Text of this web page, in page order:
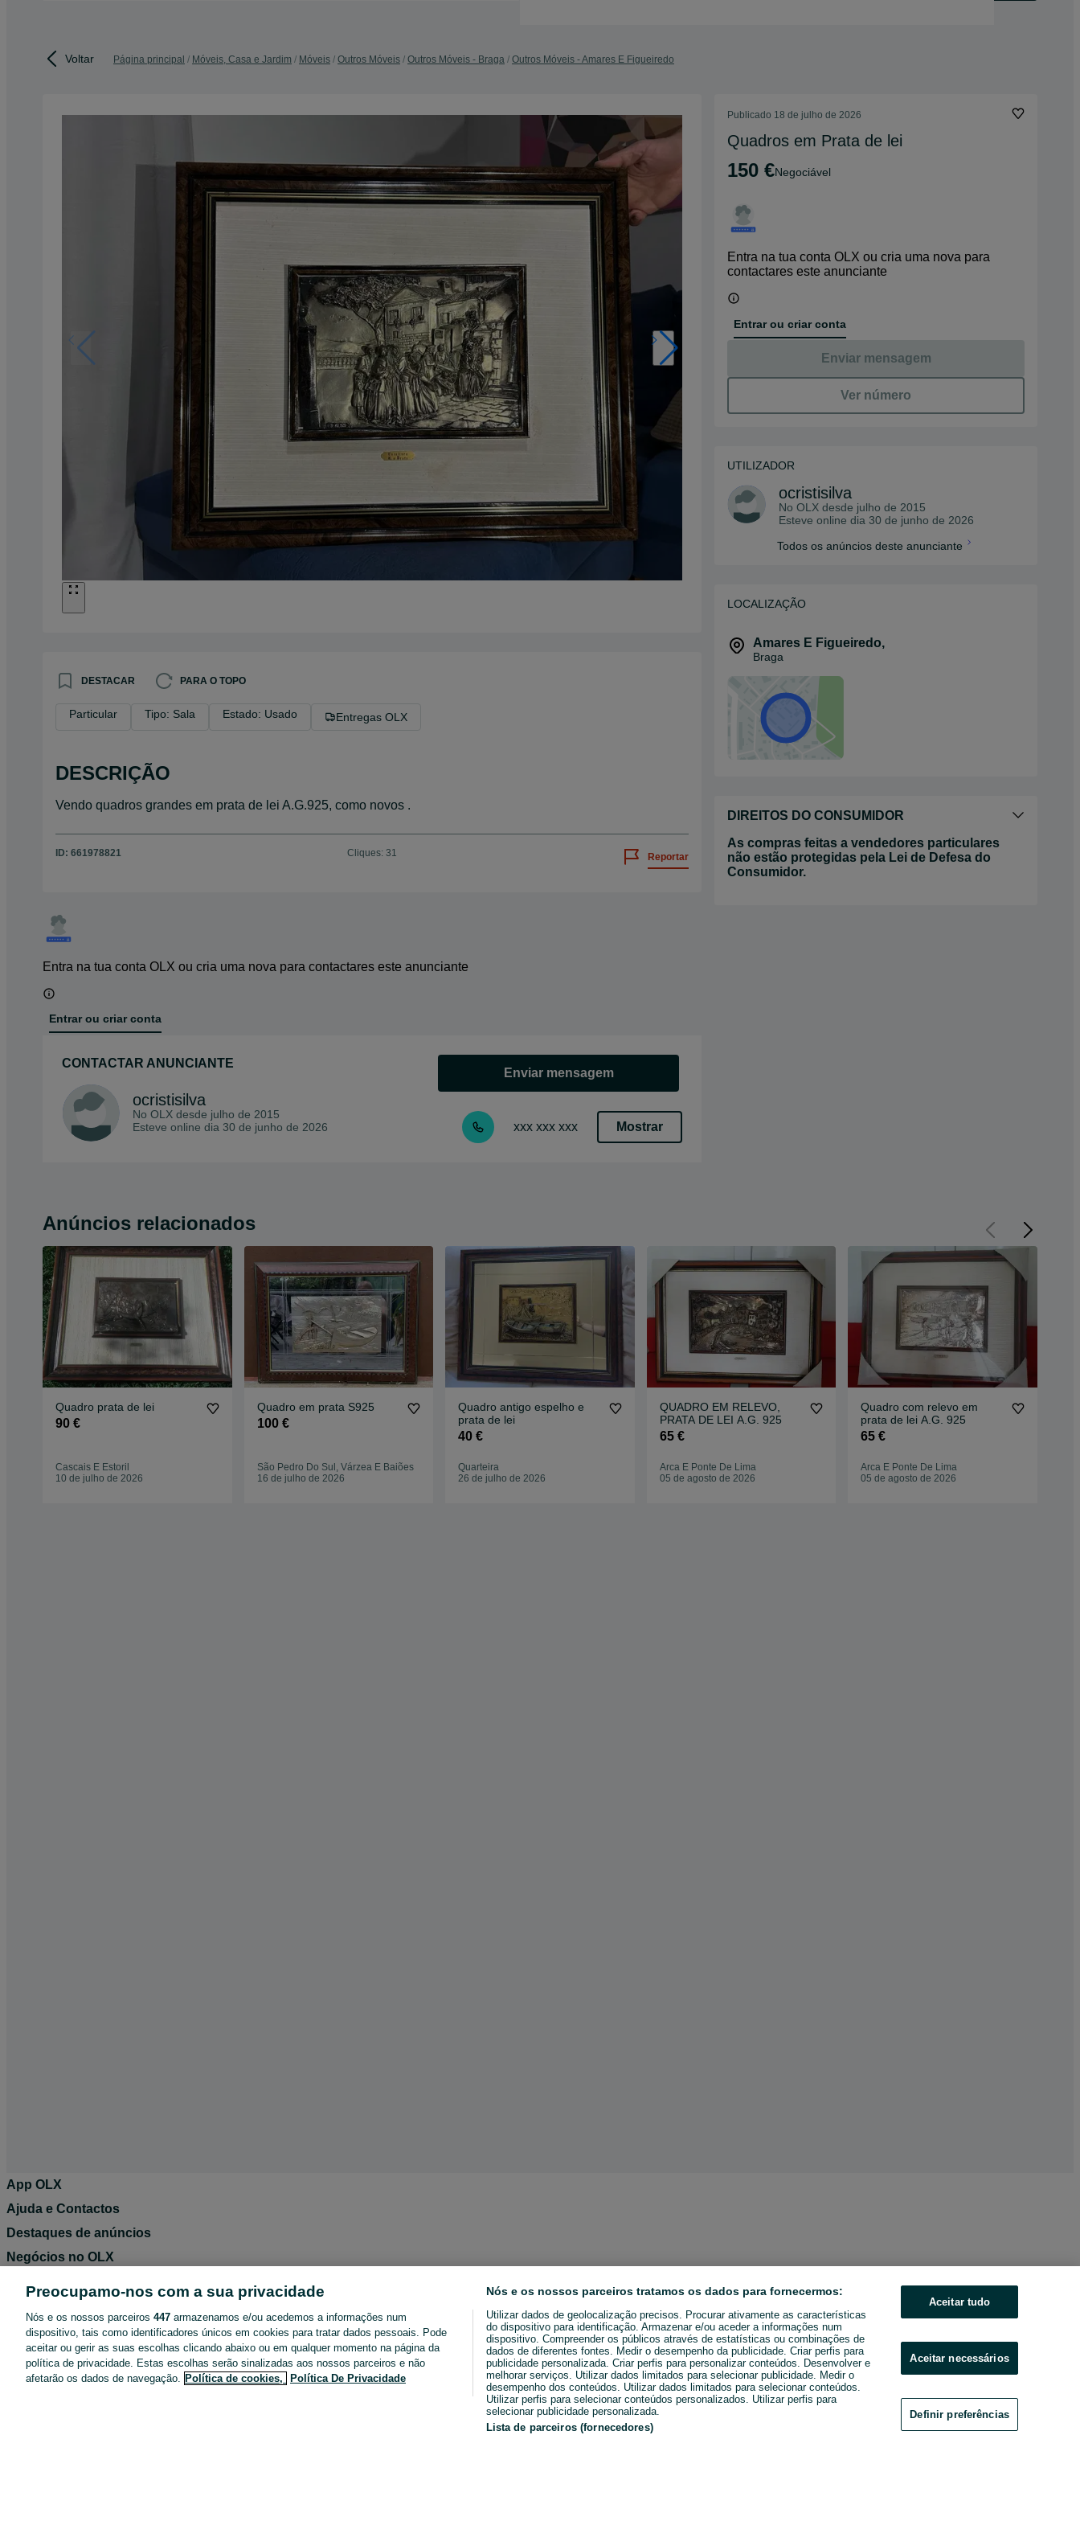
Voltar Página principal Móveis, Casa e Jardim Móveis Outros Móveis Outros Móveis - Braga Outros Móveis - Amares E Figueiredo
DESTACAR PARA O TOPO
Particular Tipo: Sala Estado: Usado Entregas OLX
DESCRIÇÃO
Vendo quadros grandes em prata de lei A.G.925, como novos .
ID: 661978821 Cliques: 31 Reportar
Entra na tua conta OLX ou cria uma nova para contactares este anunciante
Entrar ou criar conta
CONTACTAR ANUNCIANTE
ocristisilva
No OLX desde julho de 2015
Esteve online dia 30 de junho de 2026
Enviar mensagem
xxx xxx xxx Mostrar
Publicado 18 de julho de 2026
Quadros em Prata de lei
150 € Negociável
Entra na tua conta OLX ou cria uma nova para
contactares este anunciante
Entrar ou criar conta
Enviar mensagem
Ver número
UTILIZADOR
ocristisilva
No OLX desde julho de 2015
Esteve online dia 30 de junho de 2026
Todos os anúncios deste anunciante
LOCALIZAÇÃO
Amares E Figueiredo,
Braga
DIREITOS DO CONSUMIDOR
As compras feitas a vendedores particulares
não estão protegidas pela Lei de Defesa do
Consumidor.
Anúncios relacionados
Quadro prata de lei
90 €
Cascais E Estoril
10 de julho de 2026
Quadro em prata S925
100 €
São Pedro Do Sul, Várzea E Baiões
16 de julho de 2026
Quadro antigo espelho e
prata de lei
40 €
Quarteira
26 de julho de 2026
QUADRO EM RELEVO,
PRATA DE LEI A.G. 925
65 €
Arca E Ponte De Lima
05 de agosto de 2026
Quadro com relevo em
prata de lei A.G. 925
65 €
Arca E Ponte De Lima
05 de agosto de 2026
App OLX
Ajuda e Contactos
Destaques de anúncios
Negócios no OLX
Política de Privacidade
Pacotes de anúncios
Entregas OLX
Preocupamo-nos com a sua privacidade
Nós e os nossos parceiros 447 armazenamos e/ou acedemos a informações num
dispositivo, tais como identificadores únicos em cookies para tratar dados pessoais. Pode
aceitar ou gerir as suas escolhas clicando abaixo ou em qualquer momento na página da
política de privacidade. Estas escolhas serão sinalizadas aos nossos parceiros e não
afetarão os dados de navegação. Política de cookies, Política De Privacidade
Nós e os nossos parceiros tratamos os dados para fornecermos:
Utilizar dados de geolocalização precisos. Procurar ativamente as características
do dispositivo para identificação. Armazenar e/ou aceder a informações num
dispositivo. Compreender os públicos através de estatísticas ou combinações de
dados de diferentes fontes. Medir o desempenho da publicidade. Criar perfis para
publicidade personalizada. Criar perfis para personalizar conteúdos. Desenvolver e
melhorar serviços. Utilizar dados limitados para selecionar publicidade. Medir o
desempenho dos conteúdos. Utilizar dados limitados para selecionar conteúdos.
Utilizar perfis para selecionar conteúdos personalizados. Utilizar perfis para
selecionar publicidade personalizada.
Lista de parceiros (fornecedores)
Aceitar tudo
Aceitar necessários
Definir preferências